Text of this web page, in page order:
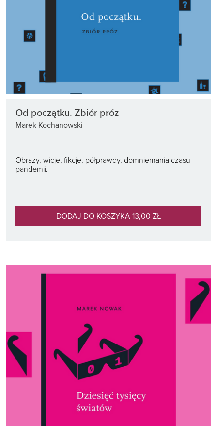
Od początku. Zbiór próz
Marek Kochanowski
Obrazy, wicje, fikcje, półprawdy, domniemania czasu
pandemii.
DODAJ DO KOSZYKA 13,00 ZŁ